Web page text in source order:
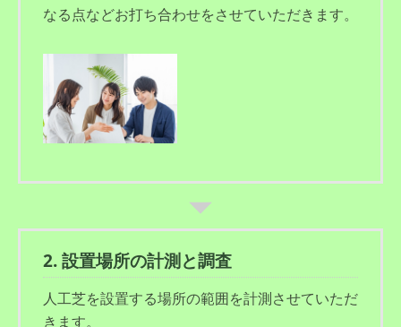
なる点などお打ち合わせをさせていただきます。
2. 設置場所の計測と調査
人工芝を設置する場所の範囲を計測させていただ
きます。